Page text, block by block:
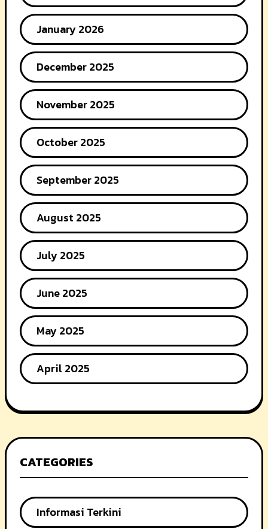
January 2026
December 2025
November 2025
October 2025
September 2025
August 2025
July 2025
June 2025
May 2025
April 2025
CATEGORIES
Informasi Terkini